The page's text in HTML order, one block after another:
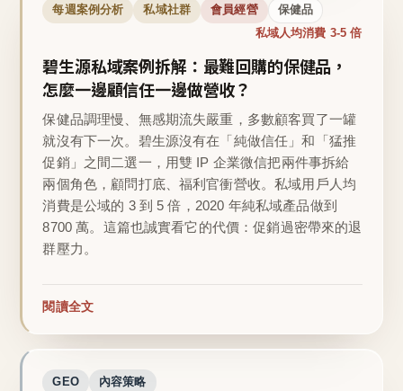
每週案例分析 私域社群 會員經營 保健品
私域人均消費 3-5 倍
碧生源私域案例拆解：最難回購的保健品，
怎麼一邊顧信任一邊做營收？
保健品調理慢、無感期流失嚴重，多數顧客買了一罐
就沒有下一次。碧生源沒有在「純做信任」和「猛推
促銷」之間二選一，用雙 IP 企業微信把兩件事拆給
兩個角色，顧問打底、福利官衝營收。私域用戶人均
消費是公域的 3 到 5 倍，2020 年純私域產品做到
8700 萬。這篇也誠實看它的代價：促銷過密帶來的退
群壓力。
閱讀全文
GEO 內容策略